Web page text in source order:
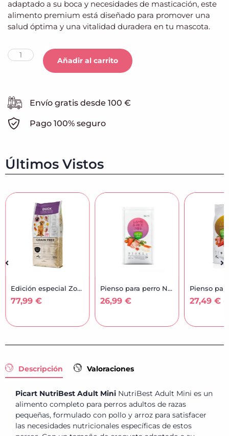
adaptado a su boca y necesidades de masticación, este
alimento premium está diseñado para promover una
salud óptima y una vitalidad duradera en tu mascota.
Añadir al carrito
Envío gratis desde 100 €
Pago 100% seguro
Últimos Vistos
26,99 27,49
Descripción Valoraciones
Picart NutriBest Adult Mini NutriBest Adult Mini es un
alimento completo para perros adultos de razas
pequeñas, formulado con pollo y arroz para satisfacer
las necesidades nutricionales específicas de estos